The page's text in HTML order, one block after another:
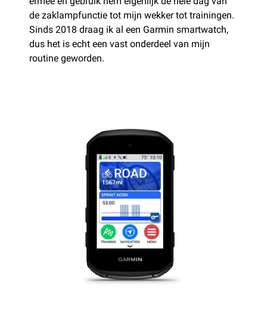
de zaklampfunctie tot mijn wekker tot trainingen.
Sinds 2018 draag ik al een Garmin smartwatch,
dus het is echt een vast onderdeel van mijn
routine geworden.